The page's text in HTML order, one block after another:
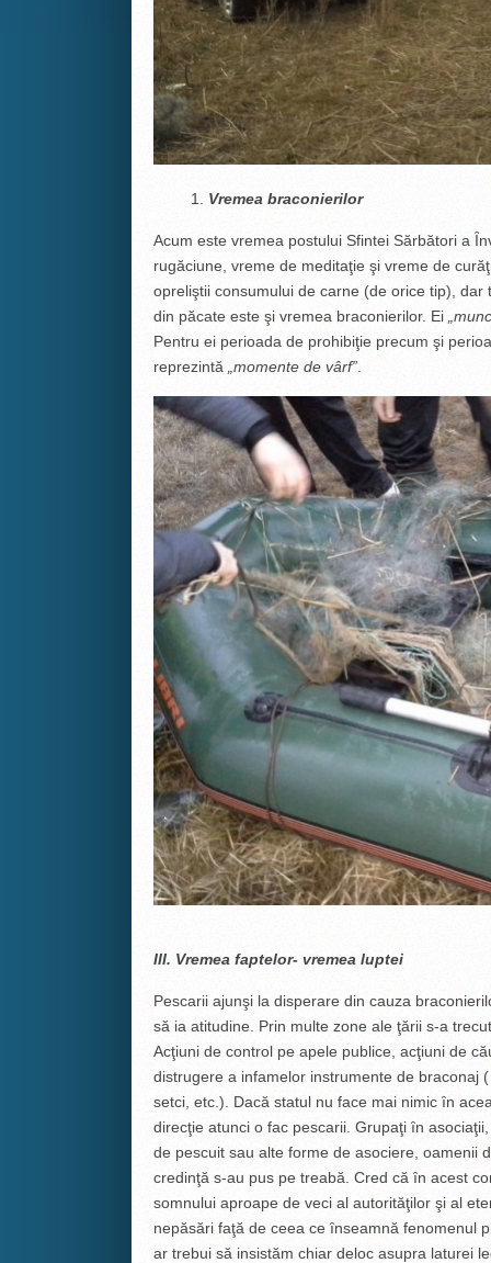
Vremea braconierilor
Acum este vremea postului Sfintei Sărbători a
rugăciune, vreme de meditaţie şi vreme de
opreliştii consumului de carne (de orice tip),
din păcate este şi vremea braconierilor. Ei
Pentru ei perioada de prohibiţie precum şi
reprezintă
„momente de vârf”.
III. Vremea faptelor- vremea luptei
Pescarii ajunşi la disperare din cauza
să ia atitudine. Prin multe zone ale ţării s-a
Acţiuni de control pe apele publice, acţiuni de
distrugere a infamelor instrumente de braconaj
setci, etc.). Dacă statul nu face mai nimic ȋn
direcţie atunci o fac pescarii. Grupaţi ȋn
de pescuit sau alte forme de asociere, oamenii
credinţă s-au pus pe treabă. Cred că ȋn acest
somnului aproape de veci al autorităţilor şi al
nepăsări faţă de ceea ce ȋnseamnă fenomenul
ar trebui să insistăm chiar deloc asupra laturei